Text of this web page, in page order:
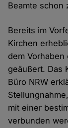
Beamte schon
Bereits im
Kirchen
dem
geäußert. Das
Büro NRW
mit einer
verbunden